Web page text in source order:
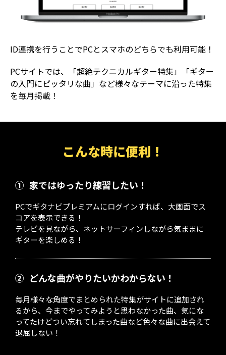
ID連携を行うことでPCとスマホのどちらでも利用可能！
PCサイトでは、「超絶テクニカルギター特集」「ギター
の入門にピッタリな曲」など様々なテーマに沿った特集
を毎月掲載！
こんな時に便利！
① 家ではゆったり練習したい！
PCでギタナビプレミアムにログインすれば、大画面でス
コアを表示できる！
テレビを見ながら、ネットサーフィンしながら気ままに
ギターを楽しめる！
② どんな曲がやりたいかわからない！
毎月様々な角度でまとめられた特集がサイトに追加され
るから、今までやってみようと思わなかった曲、気にな
ってたけどつい忘れてしまった曲など色々な曲に出会えて
退屈しない！